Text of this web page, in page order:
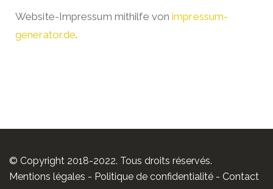
Website-Impressum mithilfe vonimpressum-
generator.de.
© Copyright 2018-2022. Tous droits réservés.
Mentions légales - Politique de confidentialité - Contact